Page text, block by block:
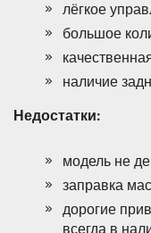
лёгкое
большое
наличие
Недостатки:
модель не
заправка
дорогие
всегда в